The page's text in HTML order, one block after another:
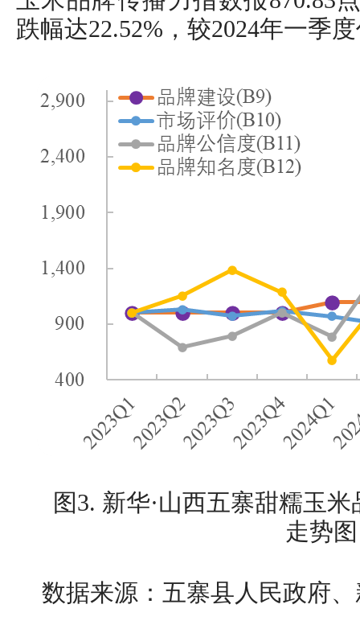
跌幅达22.52%，较2024年一季
图3. 新华·山西五寨甜糯玉
走势图
数据来源：五寨县人民政府